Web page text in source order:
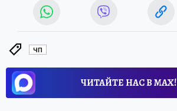
ЧП
ЧИТАЙТЕ НАС В МАХ!